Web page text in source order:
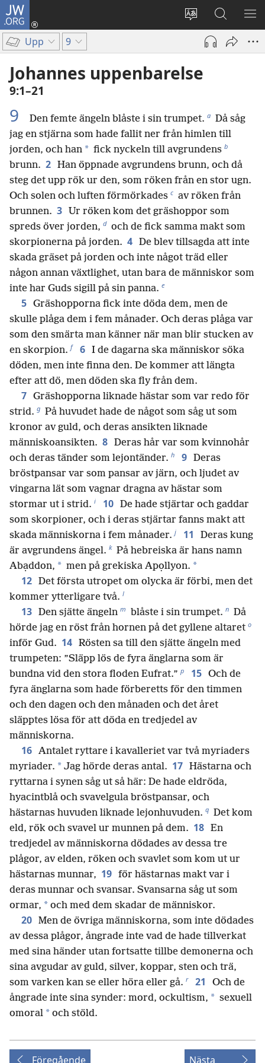
JW.ORG
Ändra
webbplatsens
språk
Logga
(öppnar
fönster)
Sök
på
jw.org
Upp 9
Johannes uppenbarelse
9:1–21
9 Den femte ängeln blåste i sin trumpet. a Då såg
jag en stjärna som hade fallit ner från himlen till
jorden, och han * fick nyckeln till avgrundens b
brunn. 2 Han öppnade avgrundens brunn, och då
steg det upp rök ur den, som röken från en stor ugn.
Och solen och luften förmörkades c av röken från
brunnen. 3 Ur röken kom det gräshoppor som
spreds över jorden, d och de fick samma makt som
skorpionerna på jorden. 4 De blev tillsagda att inte
skada gräset på jorden och inte något träd eller
någon annan växtlighet, utan bara de människor som
inte har Guds sigill på sin panna. e
5 Gräshopporna fick inte döda dem, men de
skulle plåga dem i fem månader. Och deras plåga var
som den smärta man känner när man blir stucken av
en skorpion. f 6 I de dagarna ska människor söka
döden, men inte finna den. De kommer att längta
efter att dö, men döden ska fly från dem.
7 Gräshopporna liknade hästar som var redo för
strid. g På huvudet hade de något som såg ut som
kronor av guld, och deras ansikten liknade
människoansikten. 8 Deras hår var som kvinnohår
och deras tänder som lejontänder. h 9 Deras
bröstpansar var som pansar av järn, och ljudet av
vingarna lät som vagnar dragna av hästar som
stormar ut i strid. i 10 De hade stjärtar och gaddar
som skorpioner, och i deras stjärtar fanns makt att
skada människorna i fem månader. j 11
Deras kung
är avgrundens ängel. k På hebreiska är hans namn
Abạddon, * men på grekiska Apọllyon. *
12 Det första utropet om olycka är förbi, men det
kommer ytterligare två. l
13 Den sjätte ängeln m blåste i sin trumpet. n Då
hörde jag en röst från hornen på det gyllene altaret o
inför Gud. 14 Rösten sa till den sjätte ängeln med
trumpeten: ”Släpp lös de fyra änglarna som är
bundna vid den stora floden Eufrat.” p 15 Och de
fyra änglarna som hade förberetts för den timmen
och den dagen och den månaden och det året
släpptes lösa för att döda en tredjedel av
människorna.
16 Antalet ryttare i kavalleriet var två myriaders
myriader. * Jag hörde deras antal. 17 Hästarna och
ryttarna i synen såg ut så här: De hade eldröda,
hyacintblå och svavelgula bröstpansar, och
hästarnas huvuden liknade lejonhuvuden. q Det kom
eld, rök och svavel ur munnen på dem. 18 En
tredjedel av människorna dödades av dessa tre
plågor, av elden, röken och svavlet som kom ut ur
hästarnas munnar, 19 för hästarnas makt var i
deras munnar och svansar. Svansarna såg ut som
ormar, * och med dem skadar de människor.
20 Men de övriga människorna, som inte dödades
av dessa plågor, ångrade inte vad de hade tillverkat
med sina händer utan fortsatte tillbe demonerna och
sina avgudar av guld, silver, koppar, sten och trä,
som varken kan se eller höra eller gå. r 21
Och de
ångrade inte sina synder: mord, ockultism, * sexuell
omoral * och stöld.
Föregående Nästa